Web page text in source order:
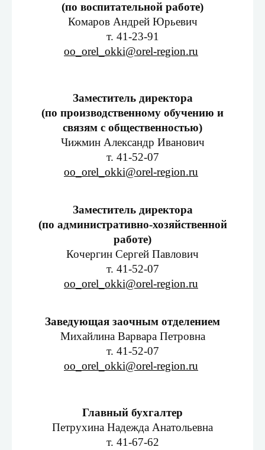
(по воспитательной работе)
Комаров Андрей Юрьевич
т. 41-23-91
oo_orel_okki@orel-region.ru
Заместитель директора
(по производственному обучению и
связям с общественностью)
Чижмин Александр Иванович
т. 41-52-07
oo_orel_okki@orel-region.ru
Заместитель директора
(по административно-хозяйственной
работе)
Кочергин Сергей Павлович
т. 41-52-07
oo_orel_okki@orel-region.ru
Заведующая заочным отделением
Михайлина Варвара Петровна
т. 41-52-07
oo_orel_okki@orel-region.ru
Главный бухгалтер
Петрухина Надежда Анатольевна
т. 41-67-62